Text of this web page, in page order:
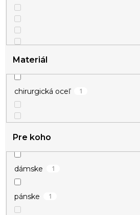
Materiál
chirurgická oceľ 1
Pre koho
dámske 1
pánske 1